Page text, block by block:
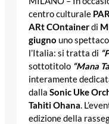
centro culturale
ARt COntainerdi
giugno uno
l’Italia: si tratta di
sottotitolo “Mana
interamente
dalla Sonic Uke
Tahiti Ohana.
edizione della